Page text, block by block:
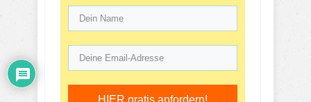
HIER gratis anfordern!